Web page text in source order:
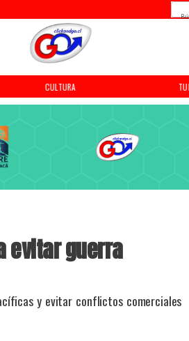
CULTURA
evitar guerra
y evitar conflictos comerciales